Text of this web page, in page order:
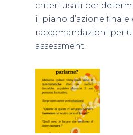
criteri usati per
il piano d’azione finale
raccomandazioni per
assessment.